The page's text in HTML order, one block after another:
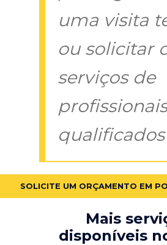
uma visita
ou solicitar
serviços de
profissionais
SOLICITE UM ORÇAMENTO EM
Mais
disponíveis